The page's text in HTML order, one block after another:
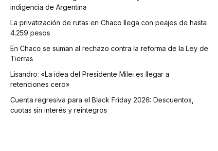
indigencia de Argentina
La privatización de rutas en Chaco llega con peajes de hasta
4.259 pesos
En Chaco se suman al rechazo contra la reforma de la Ley de
Tierras
Lisandro: «La idea del Presidente Milei es llegar a
retenciones cero»
Cuenta regresiva para el Black Friday 2026: Descuentos,
cuotas sin interés y reintegros